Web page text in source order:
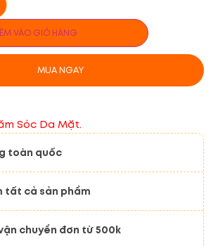
VÀO GIỎ HÀNG
MUA NGAY
Sóc Da Mặt.
toàn quốc
tất cả sản phẩm
chuyển đơn từ 500k